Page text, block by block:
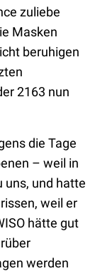
zuliebe
Masken
beruhigen
2163 nun
die Tage
– weil in
uns, und hatte
weil er
hätte gut
werden